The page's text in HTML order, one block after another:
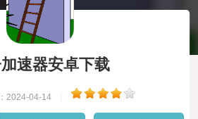
速器安卓下载
2024-04-14